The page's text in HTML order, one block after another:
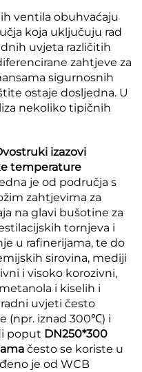
ventila obuhvaćaju
koja uključuju rad
uvjeta različitih
zahtjeve za
sigurnosnih
ostaje dosljedna. U
nekoliko tipičnih
izazovi
temperature
je od područja s
zahtjevima za
na glavi bušotine za
tornjeva i
u rafinerijama, te do
sirovina, mediji
i visoko korozivni,
i kiselih i
uvjeti često
(npr. iznad 300℃) i
poput DN250*300
često se koriste u
je od WCB